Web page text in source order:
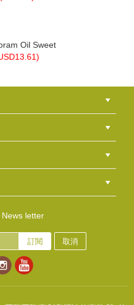
Oil Sweet
13.61)
letter
訂閱 取消